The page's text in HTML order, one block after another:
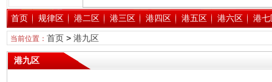
首页 规律区 港二区 港三区 港四区 港五区 港六区 港七
当前位置： 首页> 港九区
港九区